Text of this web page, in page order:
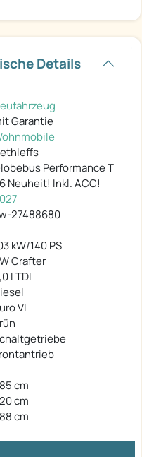
Details
Garantie
Performance T
Neuheit! Inkl. ACC!
27488680
kW/140 PS
Crafter
l TDI
VI
cm
cm
cm